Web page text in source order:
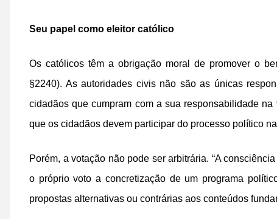
Seu papel como eleitor católico
Os católicos têm a obrigação moral de promover o
§2240). As autoridades civis não são as únicas
cidadãos que cumpram com a sua responsabilidade
que os cidadãos devem participar do processo político
Porém, a votação não pode ser arbitrária. “A
o próprio voto a concretização de um programa
propostas alternativas ou contrárias aos conteúdos